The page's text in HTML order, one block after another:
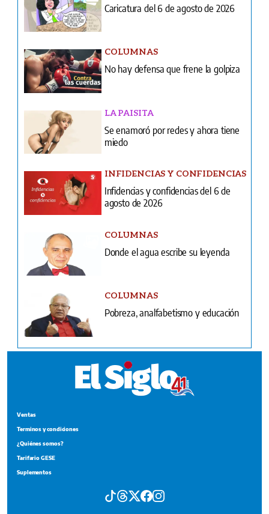
Caricatura del 6 de agosto de 2026
COLUMNAS
No hay defensa que frene la golpiza
LA PAISITA
Se enamoró por redes y ahora tiene
miedo
INFIDENCIAS Y CONFIDENCIAS
Infidencias y confidencias del 6 de
agosto de 2026
COLUMNAS
Donde el agua escribe su leyenda
COLUMNAS
Pobreza, analfabetismo y educación
Ventas
Terminos y condiciones
¿Quiénes somos?
Tarifario GESE
Suplementos